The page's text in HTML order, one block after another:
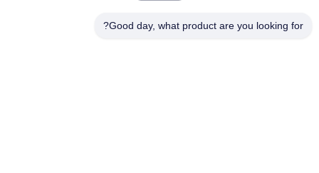
Good day, what product are you looking for?